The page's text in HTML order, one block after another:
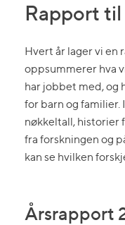
Rapport
Hvert år lager vi
oppsummerer hva
har jobbet med, og
for barn og
nøkkeltall, historier
fra forskningen og
kan se hvilken
Årsrapport